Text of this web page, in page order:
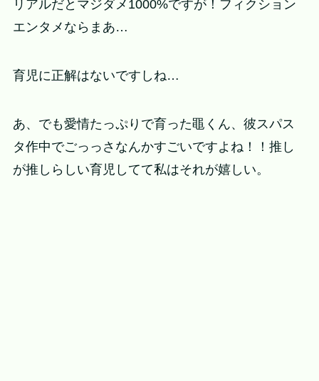
リアルだとマジダメ1000%ですが！フィクション
エンタメならまあ…
育児に正解はないですしね…
あ、でも愛情たっぷりで育った黽くん、彼スパス
タ作中でごっっさなんかすごいですよね！！推し
が推しらしい育児してて私はそれが嬉しい。